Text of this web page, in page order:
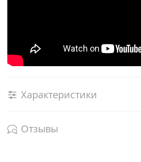
Характеристики
Отзывы